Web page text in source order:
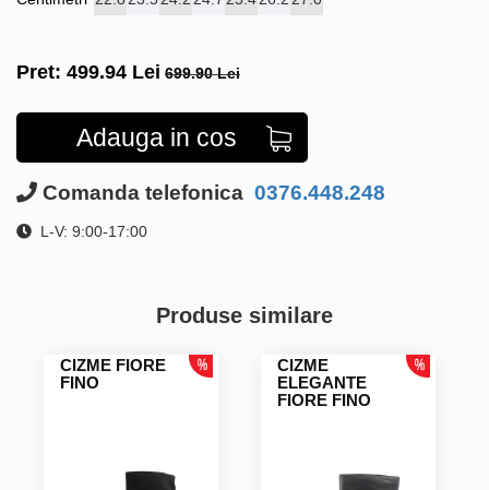
Pret: 499.94 Lei 699.90 Lei
Adauga in cos
Comanda telefonica 0376.448.248
L-V: 9:00-17:00
Produse similare
CIZME FIORE
FINO
CIZME
ELEGANTE
FIORE FINO